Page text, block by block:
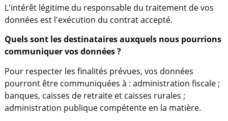
L'intérêt légitime du responsable du traitement de vos
données est l'exécution du contrat accepté.
Quels sont les destinataires auxquels nous pourrions
communiquer vos données ?
Pour respecter les finalités prévues, vos données
pourront être communiquées à : administration fiscale ;
banques, caisses de retraite et caisses rurales ;
administration publique compétente en la matière.